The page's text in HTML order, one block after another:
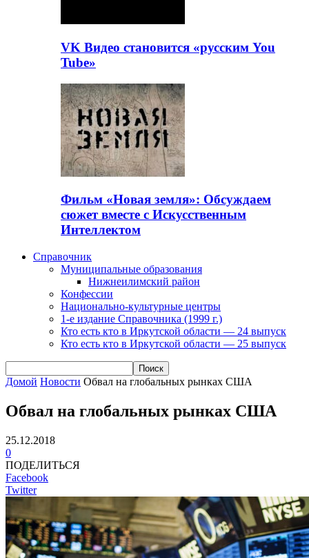
VK Видео становится «русским You
Tube»
Фильм «Новая земля»: Обсуждаем
сюжет вместе с Искусственным
Интеллектом
Справочник
Муниципальные образования
Нижнеилимский район
Конфессии
Национально-культурные центры
1-е издание Справочника (1999 г.)
Кто есть кто в Иркутской области — 24 выпуск
Кто есть кто в Иркутской области — 25 выпуск
Домой Новости Обвал на глобальных рынках США
Обвал на глобальных рынках США
25.12.2018
0
ПОДЕЛИТЬСЯ
Facebook
Twitter